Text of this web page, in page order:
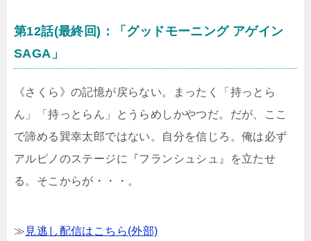
第12話(最終回)：「グッドモーニング アゲイン
SAGA」
《さくら》の記憶が戻らない。まったく「持っとら
ん」「持っとらん」とうらめしかやつだ。だが、ここ
で諦める巽幸太郎ではない。自分を信じろ。俺は必ず
アルピノのステージに『フランシュシュ』を立たせ
る。そこからが・・・。
≫ 見逃し配信はこちら(外部)